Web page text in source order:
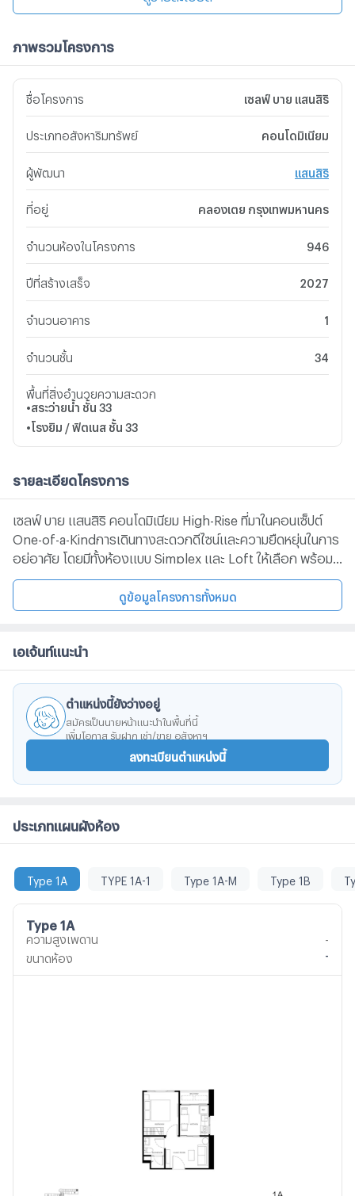
ภาพรวมโครงการ
ชื่อโครงการ เซลฟ์ บาย แสนสิริ
ประเภทอสังหาริมทรัพย์ คอนโดมิเนียม
ผู้พัฒนา แสนสิริ
ที่อยู่ คลองเตย กรุงเทพมหานคร
จำนวนห้องในโครงการ 946
ปีที่สร้างเสร็จ 2027
จำนวนอาคาร 1
จำนวนชั้น 34
พื้นที่สิ่งอำนวยความสะดวก
•สระว่ายน้ำ ชั้น 33
•โรงยิม / ฟิตเนส ชั้น 33
รายละเอียดโครงการ
เซลฟ์ บาย แสนสิริ คอนโดมิเนียม High-Rise ที่มาในคอนเซ็ปต์
One-of-a-Kindการเดินทางสะดวกดีไซน์และความยืดหยุ่นในการ
อยู่อาศัย โดยมีทั้งห้องแบบ Simplex และ Loft ให้เลือก พร้อม
อย่างรอบด้านโครงการมาพร้อมสิ่งอำนวยความสะดวกที่ทันสมัย
ครบครัน ทั้งในแง่ของการใช้ชีวิต การทำงาน และการพักผ่อน ใน
พระราม 4ถนนสุขุมวิทถนนรัชดาภิเษกทางพิเศษเฉลิมมหานคร
ทางพิเศษฉลองรัชBTS ทองหล่อMRT ศูนย์ประชุมฯใกล้แหล่ง
อำนวยความสะดวก Big C พระราม 4 Lotus’s พระราม 4
Gateway Ekamai Rain Hill Major Cineplex Summer Hill W
District K Village Parklane เอกมัย Emporium Big C เอกมัย
.Emsphere 8 Thonglo Market Place ทองหล่อ Donki Mall
Emquartier At Ekkamai J Avenue ทองหล่อ The
Commoms ทองหล่อ Big C Extra อ่อนนุช Century อ่อนนุช
Central Parkรร.อนุบาลกุ๊กไก่ Wells (Thong Lor Campus)
The American School of Bangkok (ASB) St.Andrews
คอนแวนต์ St.Andrews (Sukhumvit 71 Campus) Ekamai
Trinity รพ.วิมุต-เทพธารินทร์ รพ.กล้วยน้ำไท รพ.สุขุมวิท
รพ.สมิติเวช สุขุมวิท รพ.เมดพาร์ค รพ.คามิลเลียน รพ.รวมใจ
รักษ์
ดูข้อมูลโครงการทั้งหมด
เอเจ้นท์แนะนำ
ตำแหน่งนี้ยังว่างอยู่
สมัครเป็นนายหน้าแนะนำในพื้นที่นี้
เพิ่มโอกาส รับฝาก เช่า/ขาย อสังหาฯ
ลงทะเบียนตำแหน่งนี้
ประเภทแผนผังห้อง
Type 1A TYPE 1A-1 Type 1A-M Type 1B
Type 1A
ความสูงเพดาน
ขนาดห้อง